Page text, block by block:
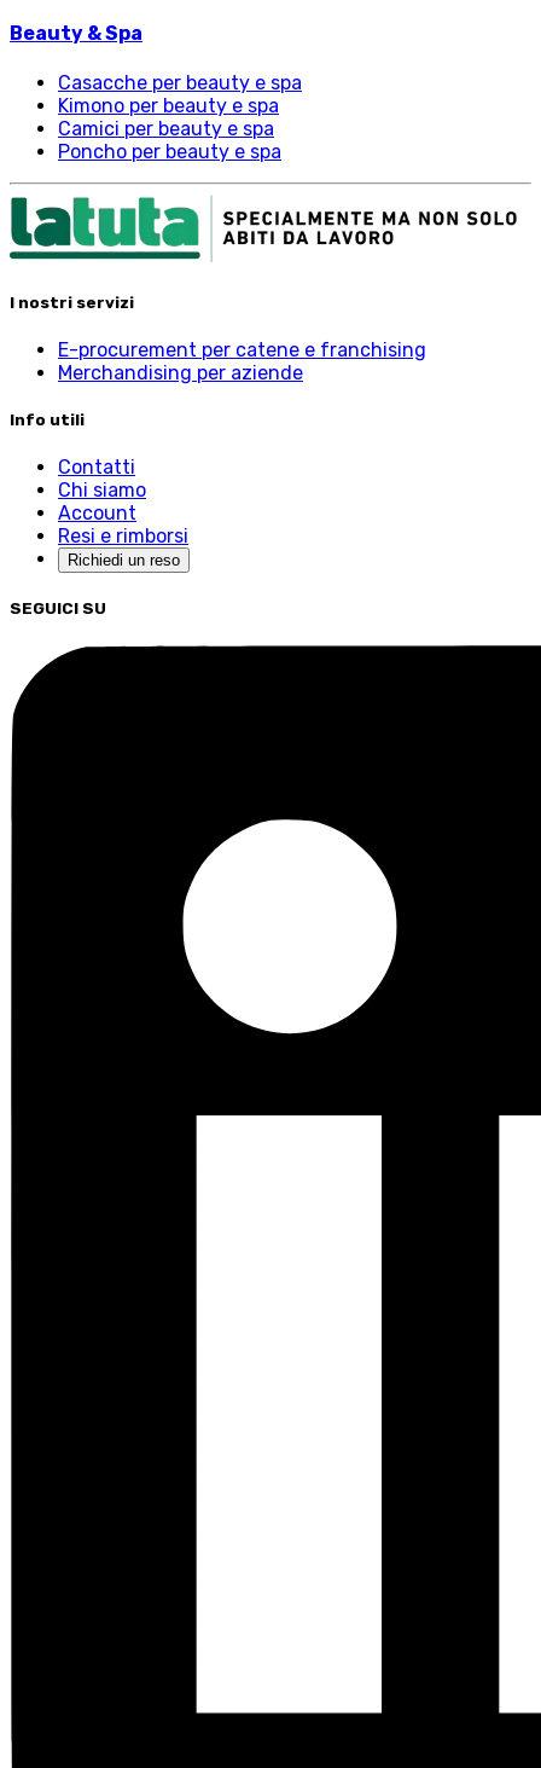
Beauty & Spa
Casacche per beauty e spa
Kimono per beauty e spa
Camici per beauty e spa
Poncho per beauty e spa
I nostri servizi
E-procurement per catene e franchising
Merchandising per aziende
Info utili
Contatti
Chi siamo
Account
Resi e rimborsi
Richiedi un reso
SEGUICI SU